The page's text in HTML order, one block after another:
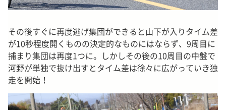
その後すぐに再度逃げ集団ができると山下が入りタイム差
が10秒程度開くものの決定的なものにはならず、9周目に
捕まり集団は再度1つに。しかしその後の10周目の中盤で
河野が単独で抜け出すとタイム差は徐々に広がっていき独
走を開始！